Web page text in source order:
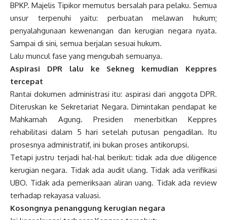
BPKP. Majelis Tipikor memutus bersalah para pelaku. Semua
unsur terpenuhi yaitu: perbuatan melawan hukum;
penyalahgunaan kewenangan dan kerugian negara nyata.
Sampai di sini, semua berjalan sesuai hukum.
Lalu muncul fase yang mengubah semuanya.
Aspirasi DPR lalu ke Sekneg kemudian Keppres
tercepat
Rantai dokumen administrasi itu: aspirasi dari anggota DPR.
Diteruskan ke Sekretariat Negara. Dimintakan pendapat ke
Mahkamah Agung. Presiden menerbitkan Keppres
rehabilitasi dalam 5 hari setelah putusan pengadilan. Itu
prosesnya administratif, ini bukan proses antikorupsi.
Tetapi justru terjadi hal-hal berikut: tidak ada due diligence
kerugian negara. Tidak ada audit ulang. Tidak ada verifikasi
UBO. Tidak ada pemeriksaan aliran uang. Tidak ada review
terhadap rekayasa valuasi.
Kosongnya penanggung kerugian negara